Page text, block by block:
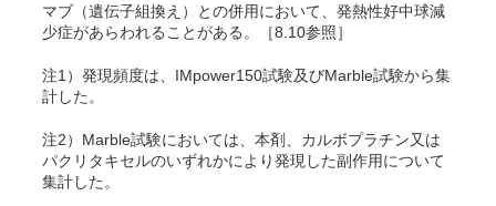
マブ（遺伝子組換え）との併用において、発熱性好中球減
少症があらわれることがある。［8.10参照］
注1）発現頻度は、IMpower150試験及びMarble試験から集
計した。
注2）Marble試験においては、本剤、カルボプラチン又は
パクリタキセルのいずれかにより発現した副作用について
集計した。